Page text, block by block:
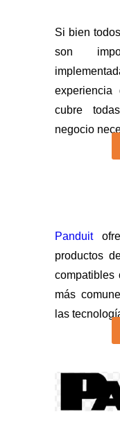
Si bien
son
cubre
negocio
Panduit
productos
compatibles
más
las